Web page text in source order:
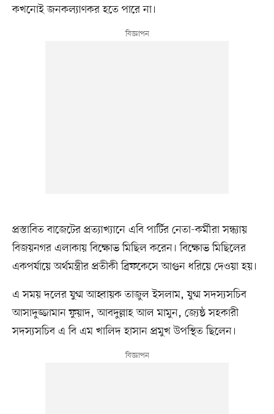
কখনোই জনকল্যাণকর হতে পারে না।
প্রস্তাবিত বাজেটের প্রত্যাখ্যানে এবি পার্টির নেতা-কর্মীরা সন্ধ্যায়
বিজয়নগর এলাকায় বিক্ষোভ মিছিল করেন। বিক্ষোভ মিছিলের
একপর্যায়ে অর্থমন্ত্রীর প্রতীকী ব্রিফকেসে আগুন ধরিয়ে দেওয়া হয়।
এ সময় দলের যুগ্ম আহ্বায়ক তাজুল ইসলাম, যুগ্ম সদস্যসচিব
আসাদুজ্জামান ফুয়াদ, আবদুল্লাহ আল মামুন, জ্যেষ্ঠ সহকারী
সদস্যসচিব এ বি এম খালিদ হাসান প্রমুখ উপস্থিত ছিলেন।